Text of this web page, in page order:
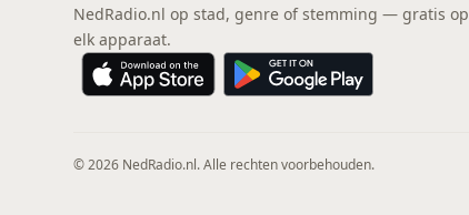
NedRadio.nl op stad, genre of stemming — gratis op
elk apparaat.
© 2026 NedRadio.nl. Alle rechten voorbehouden.